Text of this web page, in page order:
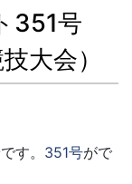
351号
大会）
す。 351号がで